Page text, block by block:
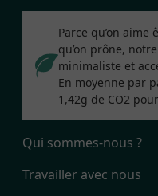
Parce qu’on aime
qu’on prône,
minimaliste et
En moyenne par
1,42g de CO2
Qui sommes-nous ?
Travailler avec nous